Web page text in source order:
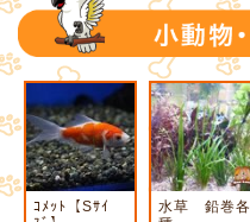
ｺﾒｯﾄ【Sｻｲ
水草 鉛巻各